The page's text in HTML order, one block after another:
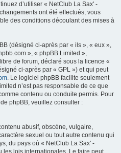
d’utiliser « NetClub La Sax' -
ont été effectués, vous
des conditions découlant des mises à
(désigné ci-après par « ils », « eux »,
», « phpBB Limited »,
de forum, déclaré sous la licence «
ci-après par « GPL ») et qui peut
. Le logiciel phpBB facilite seulement
n’est pas responsable de ce que
contenu ou conduite permis. Pour
phpBB, veuillez consulter :
abusif, obscène, vulgaire,
sexuel ou tout autre contenu qui
du pays où « NetClub La Sax' -
les lois internationales. Le faire peut